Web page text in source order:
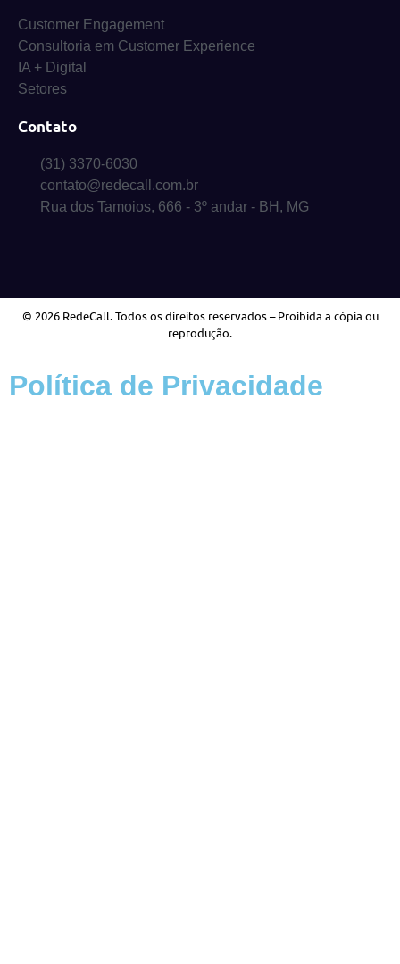
Customer Engagement
Consultoria em Customer Experience
IA + Digital
Setores
Contato
(31) 3370-6030
contato@redecall.com.br
Rua dos Tamoios, 666 - 3º andar - BH, MG
© 2026 RedeCall. Todos os direitos reservados – Proibida a cópia ou
reprodução.
Política de Privacidade